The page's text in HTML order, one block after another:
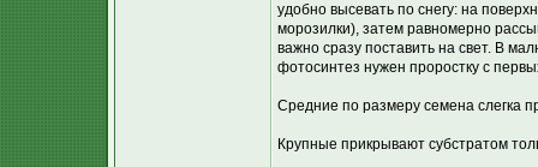
удобно высевать по снегу: на
морозилки), затем равномерно
важно сразу поставить на свет. В
фотосинтез нужен проростку с
Средние по размеру семена слегка
Крупные прикрывают субстратом